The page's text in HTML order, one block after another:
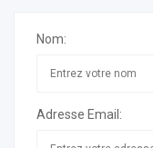
Nom:
Adresse Email: